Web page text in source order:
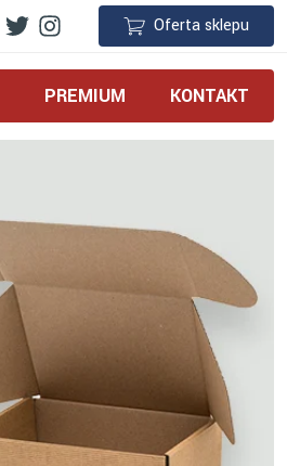
Oferta sklepu
PREMIUM KONTAKT